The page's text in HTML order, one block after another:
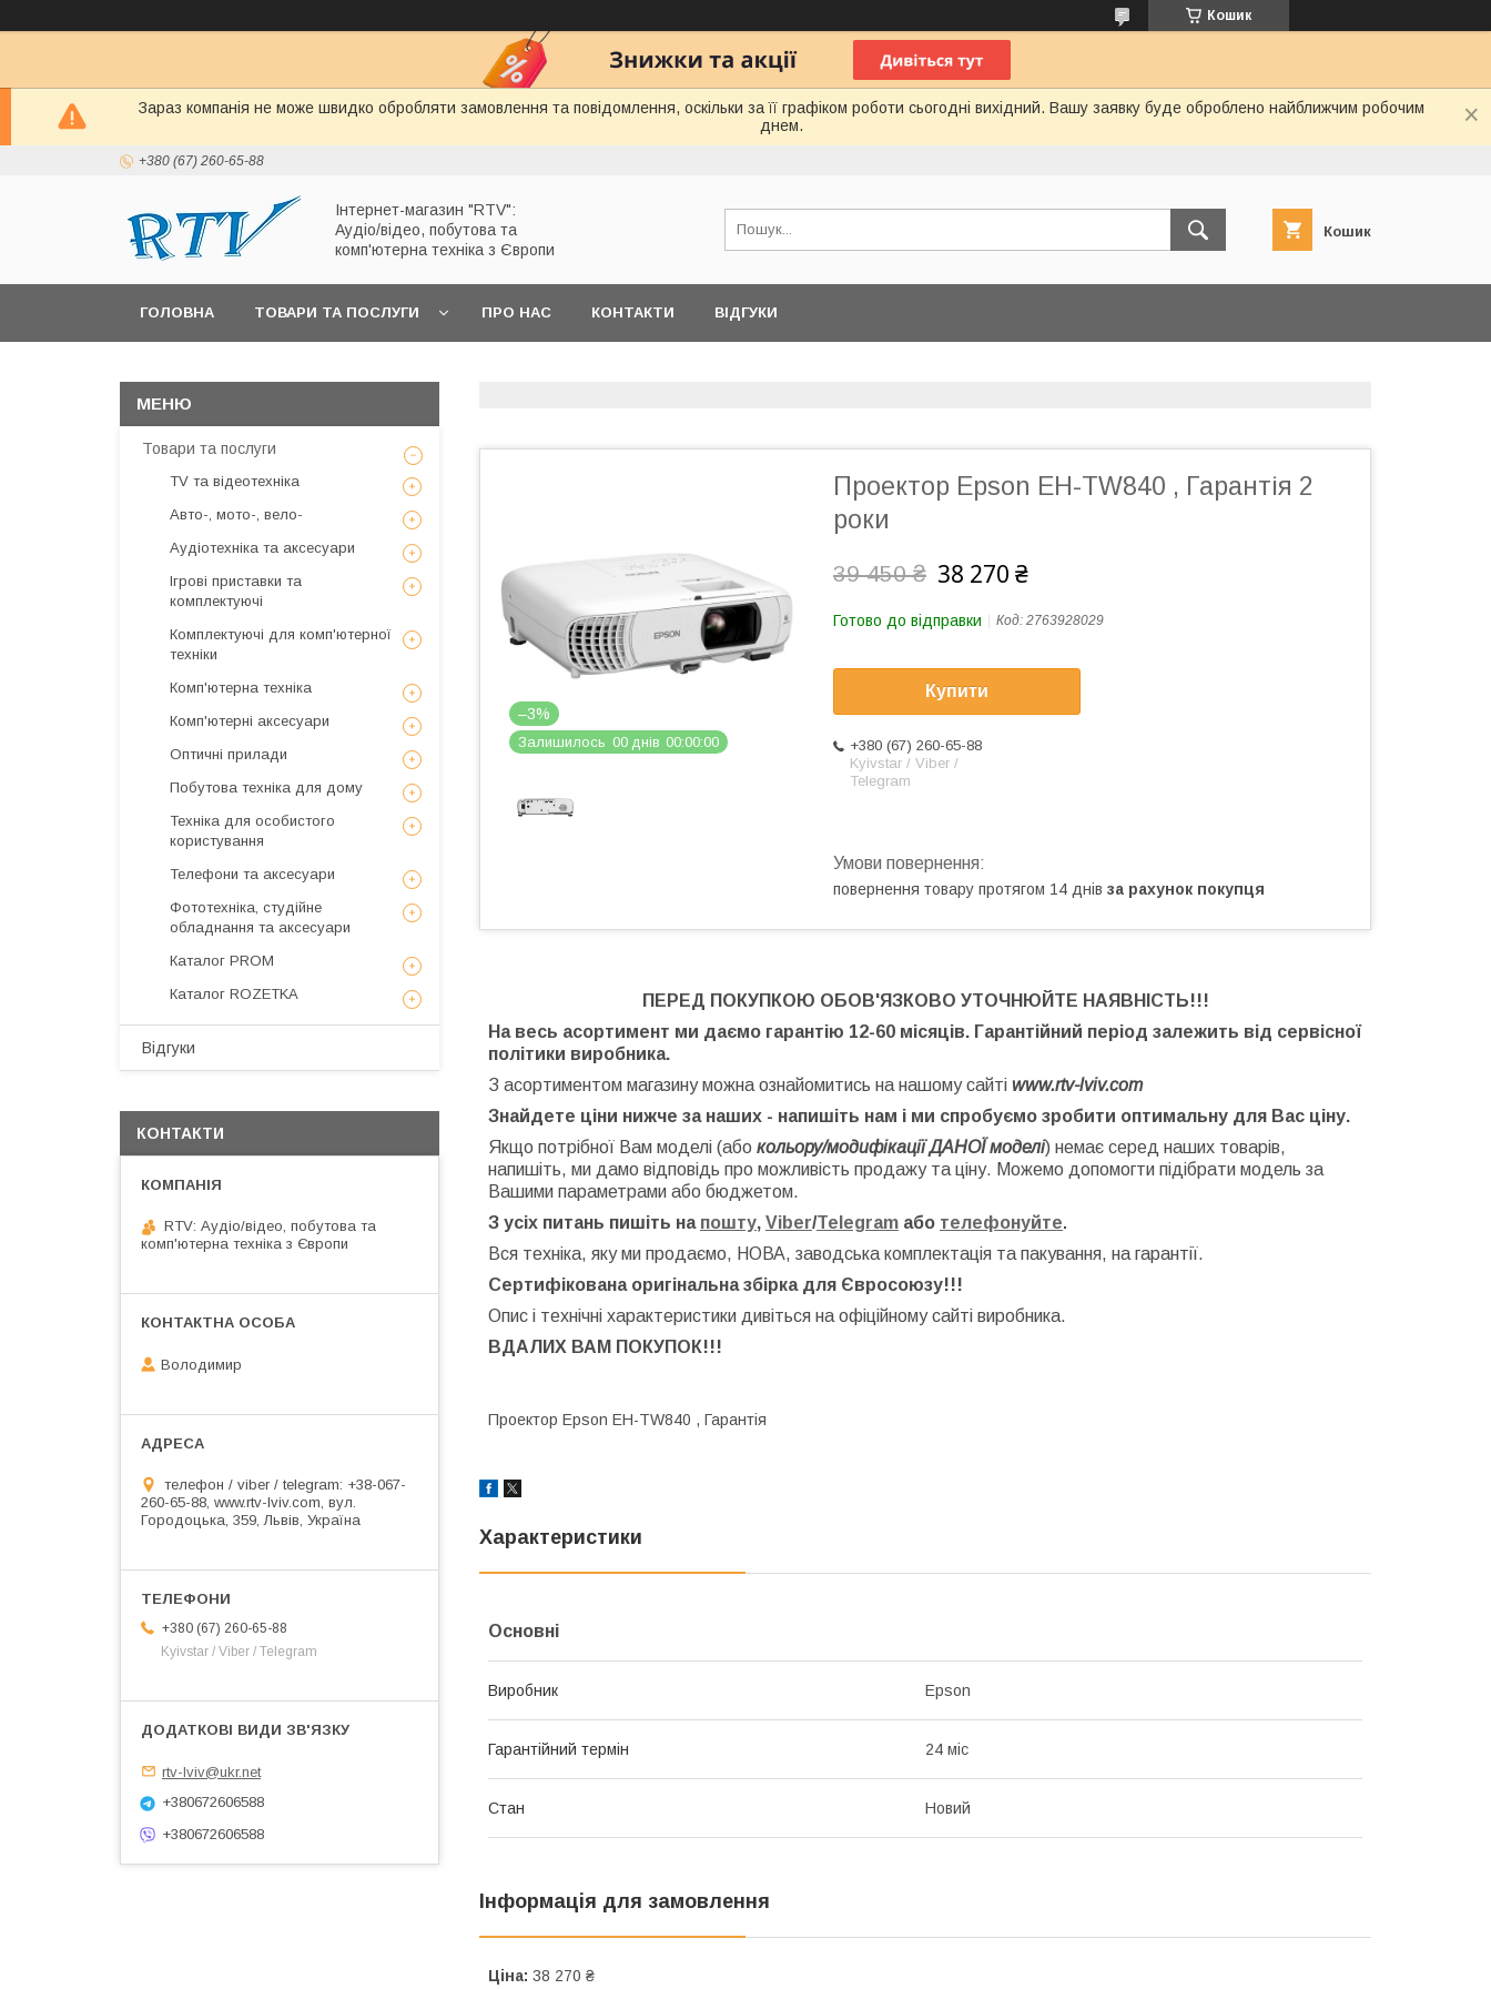
Кошик
Зараз компанія не може швидко обробляти замовлення та повідомлення, оскільки за її графіком роботи сьогодні вихідний. Вашу заявку буде оброблено найближчим робочим
днем.
+380 (67) 260-65-88
Інтернет-магазин "RTV":
Аудіо/відео, побутова та
комп'ютерна техніка з Європи
Кошик
ГОЛОВНА ТОВАРИ ТА ПОСЛУГИ ПРО НАС КОНТАКТИ ВІДГУКИ
–3%
Залишилось 00 днів 00 00 00
Проектор Epson EH-TW840 , Гарантія 2
роки
39 450 ₴ 38 270 ₴
Готово до відправки Код: 2763928029
Купити
+380 (67) 260-65-88
Kyivstar / Viber /
Telegram
повернення товару протягом 14 днів за рахунок покупця
ПЕРЕД ПОКУПКОЮ ОБОВ'ЯЗКОВО УТОЧНЮЙТЕ НАЯВНІСТЬ!!!
На весь асортимент ми даємо гарантію 12-60 місяців. Гарантійний період залежить від сервісної
політики виробника.
З асортиментом магазину можна ознайомитись на нашому сайті www.rtv-lviv.com
Знайдете ціни нижче за наших - напишіть нам і ми спробуємо зробити оптимальну для Вас ціну.
Якщо потрібної Вам моделі (або кольору/модифікації ДАНОЇ моделі) немає серед наших товарів,
напишіть, ми дамо відповідь про можливість продажу та ціну. Можемо допомогти підібрати модель за
Вашими параметрами або бюджетом.
З усіх питань пишіть на пошту, Viber/Telegram або телефонуйте.
Вся техніка, яку ми продаємо, НОВА, заводська комплектація та пакування, на гарантії.
Сертифікована оригінальна збірка для Євросоюзу!!!
Опис і технічні характеристики дивіться на офіційному сайті виробника.
ВДАЛИХ ВАМ ПОКУПОК!!!
Проектор Epson EH-TW840 , Гарантія
Характеристики
Основні
Виробник Epson
Гарантійний термін 24 міс
Стан Новий
Інформація для замовлення
Ціна: 38 270 ₴
Товари та послуги
TV та відеотехніка
Авто-, мото-, вело-
Аудіотехніка та аксесуари
Ігрові приставки та
комплектуючі
Комплектуючі для комп'ютерної
техніки
Комп'ютерна техніка
Комп'ютерні аксесуари
Оптичні прилади
Побутова техніка для дому
Техніка для особистого
користування
Телефони та аксесуари
Фототехніка, студійне
обладнання та аксесуари
Каталог PROM
Каталог ROZETKA
Відгуки
КОНТАКТИ
RTV: Аудіо/відео, побутова та
комп'ютерна техніка з Європи
Володимир
телефон / viber / telegram: +38-067-
260-65-88, www.rtv-lviv.com, вул.
Городоцька, 359, Львів, Україна
+380 (67) 260-65-88
Kyivstar / Viber / Telegram
rtv-lviv@ukr.net
+380672606588
+380672606588